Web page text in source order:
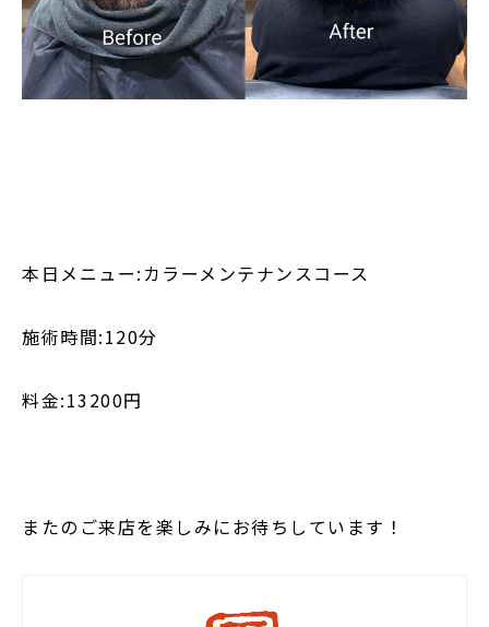
本日メニュー:カラーメンテナンスコース
施術時間:120分
料金:13200円
またのご来店を楽しみにお待ちしています！